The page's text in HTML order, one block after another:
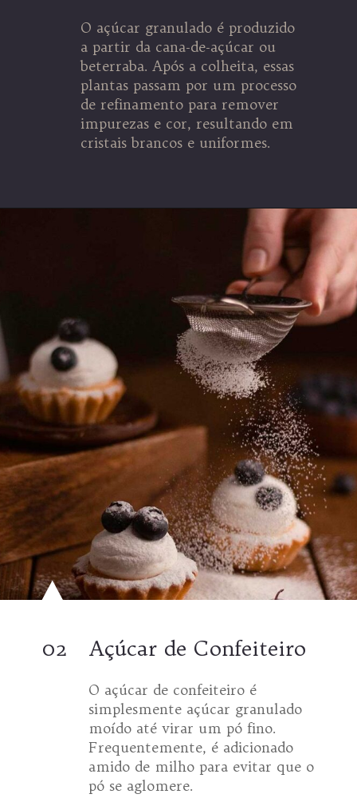
O açúcar granulado é produzido
a partir da cana-de-açúcar ou
beterraba. Após a colheita, essas
plantas passam por um processo
de refinamento para remover
impurezas e cor, resultando em
cristais brancos e uniformes.
Açúcar de Confeiteiro
02
O açúcar de confeiteiro é
simplesmente açúcar granulado
moído até virar um pó fino.
Frequentemente, é adicionado
amido de milho para evitar que o
pó se aglomere.